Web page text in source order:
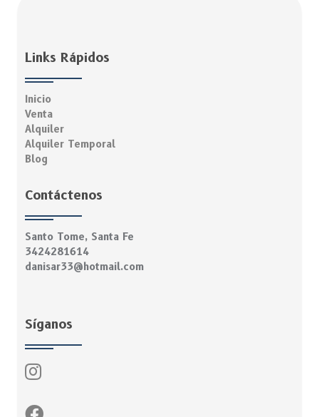
Links Rápidos
Inicio
Venta
Alquiler
Alquiler Temporal
Blog
Contáctenos
Santo Tome, Santa Fe
3424281614
danisar33@hotmail.com
Síganos